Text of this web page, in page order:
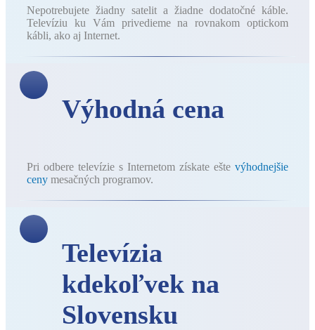
Nepotrebujete žiadny satelit a žiadne dodatočné káble.
Televíziu ku Vám privedieme na rovnakom optickom
kábli, ako aj Internet.
Výhodná cena
Pri odbere televízie s Internetom získate ešte výhodnejšie
ceny mesačných programov.
Televízia
kdekoľvek na
Slovensku